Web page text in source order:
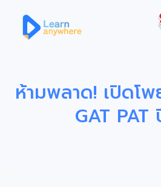
ห้ามพลาด! เปิดโ
GAT PAT